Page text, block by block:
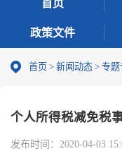
首页
政策文件
首页 > 新闻动态 > 专题
个人所得税减免税
发布时间： 2020-04-03